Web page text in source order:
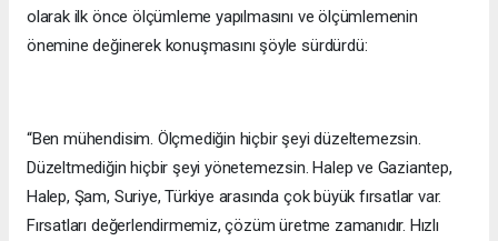
olarak ilk önce ölçümleme yapılmasını ve ölçümlemenin
önemine değinerek konuşmasını şöyle sürdürdü:
“Ben mühendisim. Ölçmediğin hiçbir şeyi düzeltemezsin.
Düzeltmediğin hiçbir şeyi yönetemezsin. Halep ve Gaziantep,
Halep, Şam, Suriye, Türkiye arasında çok büyük fırsatlar var.
Fırsatları değerlendirmemiz, çözüm üretme zamanıdır. Hızlı